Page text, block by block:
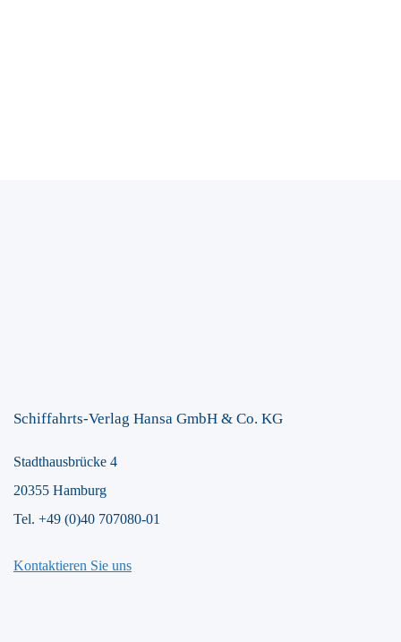
Schiffahrts-Verlag Hansa GmbH & Co. KG
Stadthausbrücke 4
20355 Hamburg
Tel. +49 (0)40 707080-01
Kontaktieren Sie uns